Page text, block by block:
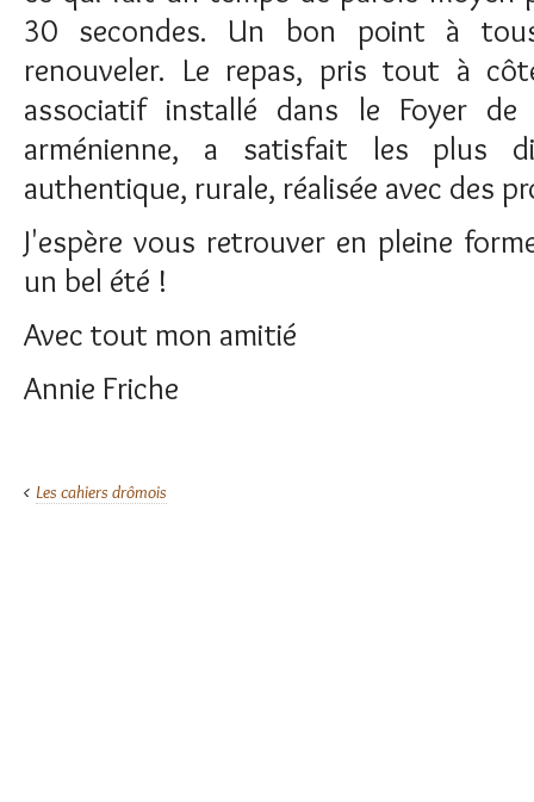
30 secondes. Un bon point à
renouveler. Le repas, pris tout à
associatif installé dans le Foyer
arménienne, a satisfait les plus
authentique, rurale, réalisée avec des
J'espère vous retrouver en pleine
un bel été !
Avec tout mon amitié
Annie Friche
Les cahiers drômois